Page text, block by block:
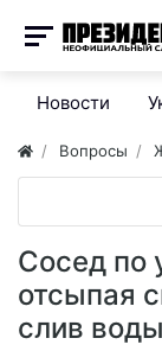
Новости
Вопросы
Сосед по
отсыпая
слив